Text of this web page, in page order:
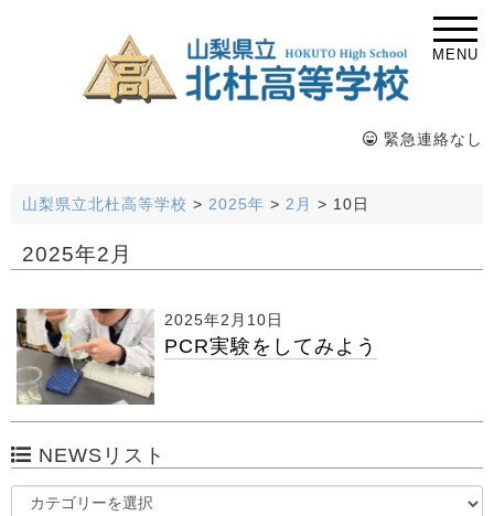
MENU
緊急連絡なし
山梨県立北杜高等学校 > 2025年 > 2月 > 10日
2025年2月
2025年2月10日
PCR実験をしてみよう
NEWSリスト